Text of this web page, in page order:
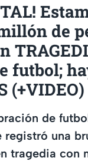
de
futbol;
(+VIDEO)
de
registró una
tragedia con